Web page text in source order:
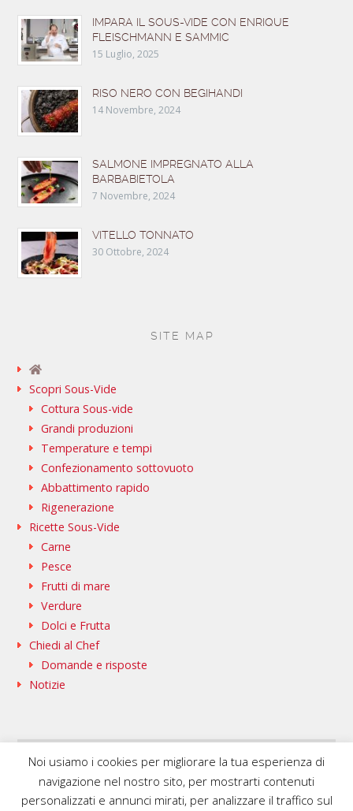
IMPARA IL SOUS-VIDE CON ENRIQUE
FLEISCHMANN E SAMMIC
15 Luglio, 2025
RISO NERO CON BEGIHANDI
14 Novembre, 2024
SALMONE IMPREGNATO ALLA
BARBABIETOLA
7 Novembre, 2024
VITELLO TONNATO
30 Ottobre, 2024
SITE MAP
Scopri Sous-Vide
Cottura Sous-vide
Grandi produzioni
Temperature e tempi
Confezionamento sottovuoto
Abbattimento rapido
Rigenerazione
Ricette Sous-Vide
Carne
Pesce
Frutti di mare
Verdure
Dolci e Frutta
Chiedi al Chef
Domande e risposte
Notizie
SAMMIC WEB @IT
BASQUESTAGE @IT
FLEISCHMANN\’S COOKING GROUP @IT
Noi usiamo i cookies per migliorare la tua esperienza di
navigazione nel nostro sito, per mostrarti contenuti
personalizzati e annunci mirati, per analizzare il traffico sul